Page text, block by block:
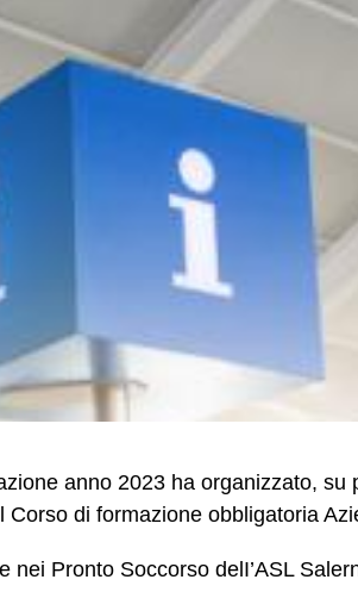
anno 2023 ha organizzato, su
Corso di formazione obbligatoria
nei Pronto Soccorso delI’ASL